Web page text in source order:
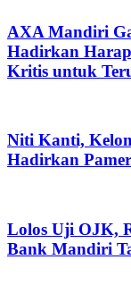
AXA Mandiri
Hadirkan
Kritis untuk
Niti Kanti,
Hadirkan
Lolos Uji OJK,
Bank Mandiri